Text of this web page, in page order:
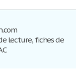
lecture, fiches de